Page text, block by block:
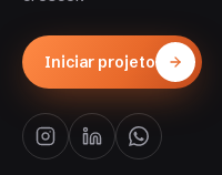
Iniciar projeto